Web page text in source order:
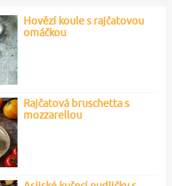
Hovězí koule s rajčatovou
omáčkou
Rajčatová bruschetta s
mozzarellou